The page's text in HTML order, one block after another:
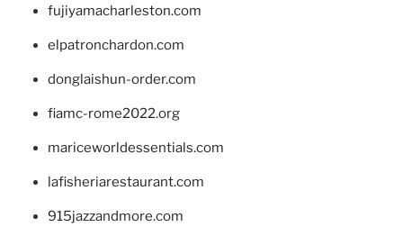
fujiyamacharleston.com
elpatronchardon.com
donglaishun-order.com
fiamc-rome2022.org
mariceworldessentials.com
lafisheriarestaurant.com
915jazzandmore.com